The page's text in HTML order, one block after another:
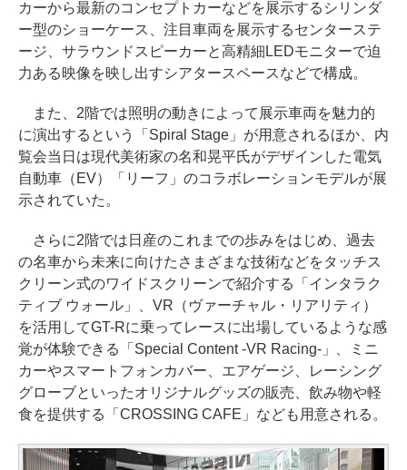
カーから最新のコンセプトカーなどを展示するシリンダ
ー型のショーケース、注目車両を展示するセンターステ
ージ、サラウンドスピーカーと高精細LEDモニターで迫
力ある映像を映し出すシアタースペースなどで構成。
また、2階では照明の動きによって展示車両を魅力的
に演出するという「Spiral Stage」が用意されるほか、内
覧会当日は現代美術家の名和晃平氏がデザインした電気
自動車（EV）「リーフ」のコラボレーションモデルが展
示されていた。
さらに2階では日産のこれまでの歩みをはじめ、過去
の名車から未来に向けたさまざまな技術などをタッチス
クリーン式のワイドスクリーンで紹介する「インタラク
ティブ ウォール」、VR（ヴァーチャル・リアリティ）
を活用してGT-Rに乗ってレースに出場しているような感
覚が体験できる「Special Content -VR Racing-」、ミニ
カーやスマートフォンカバー、エアゲージ、レーシング
グローブといったオリジナルグッズの販売、飲み物や軽
食を提供する「CROSSING CAFE」なども用意される。